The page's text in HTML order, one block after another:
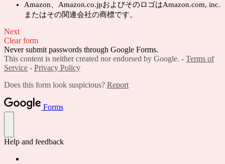
Amazon、Amazon.co.jpおよびそのロゴはAmazon.com, inc.
またはその関連会社の商標です。
Next
Clear form
Never submit passwords through Google Forms.
This content is neither created nor endorsed by Google. - Terms of
Service - Privacy Policy
Does this form look suspicious? Report
Forms
Help and feedback